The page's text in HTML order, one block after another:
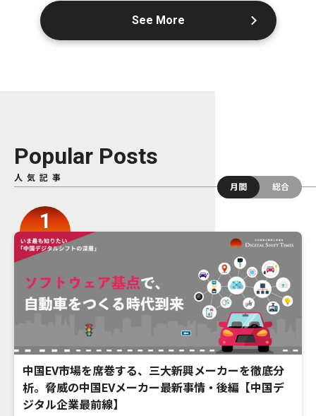
See More
Popular Posts
人気記事
月間
総合
中国EV市場を席巻する、三大新興メーカーを徹底分
析。脅威の中国EVメーカー最新事情・後編【中国デ
ジタル企業最前線】